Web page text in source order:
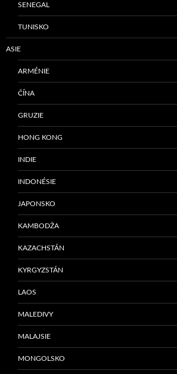
SENEGAL
TUNISKO
ASIE
ARMÉNIE
ČÍNA
GRUZIE
HONG KONG
INDIE
INDONÉSIE
JAPONSKO
KAMBODŽA
KAZACHSTÁN
KYRGYZSTÁN
LAOS
MALEDIVY
MALAJSIE
MONGOLSKO